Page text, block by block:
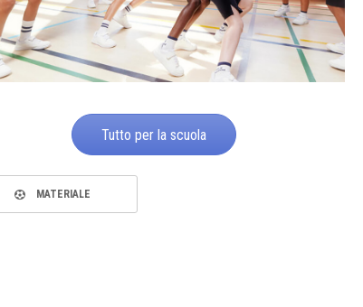
Tutto per la scuola
MATERIALE